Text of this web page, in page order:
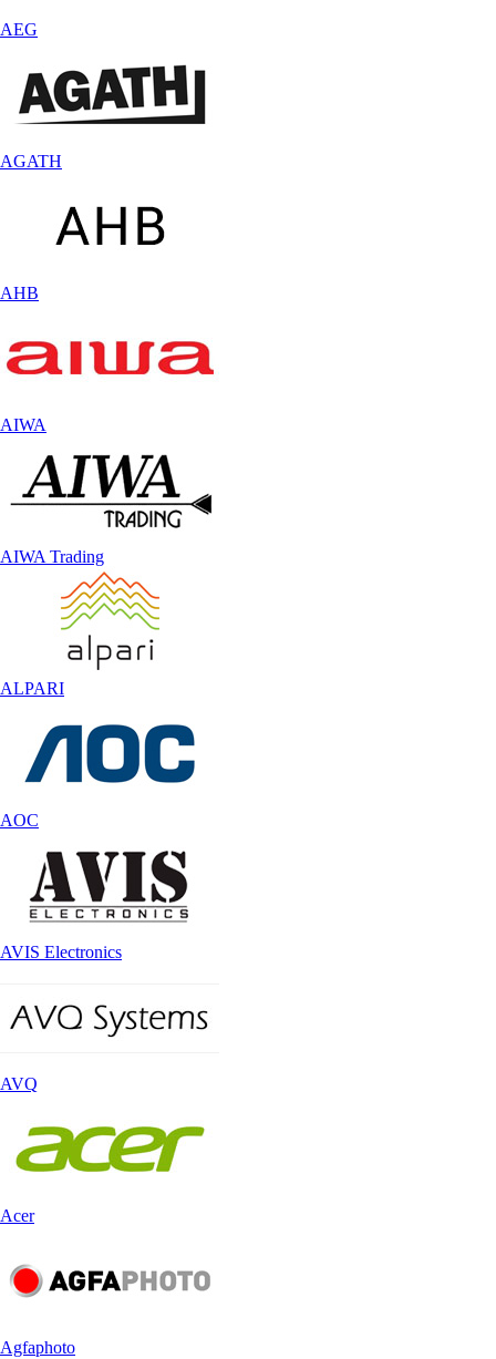
AEG
AGATH
AHB
AIWA
AIWA Trading
ALPARI
AOC
AVIS Electronics
AVQ
Acer
Agfaphoto